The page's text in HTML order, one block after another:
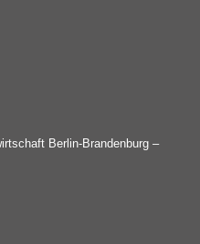
Berlin-Brandenburg –